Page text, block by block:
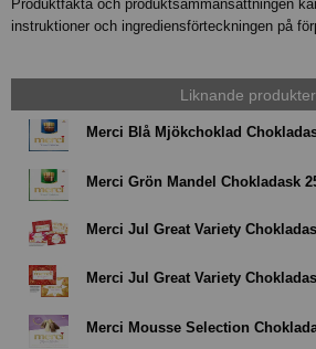
Produktfakta och produktsammansättningen
instruktioner och ingrediensförteckningen på
Liknande produkter
Merci Blå Mjökchoklad
Merci Grön Mandel Chokladask
Merci Jul Great Variety
Merci Jul Great Variety
Merci Mousse Selection